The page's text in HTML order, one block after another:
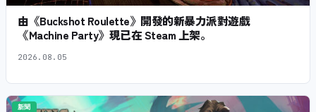
由《Buckshot Roulette》開發的新暴力派對遊戲
《Machine Party》現已在 Steam 上架。
2026.08.05
新聞